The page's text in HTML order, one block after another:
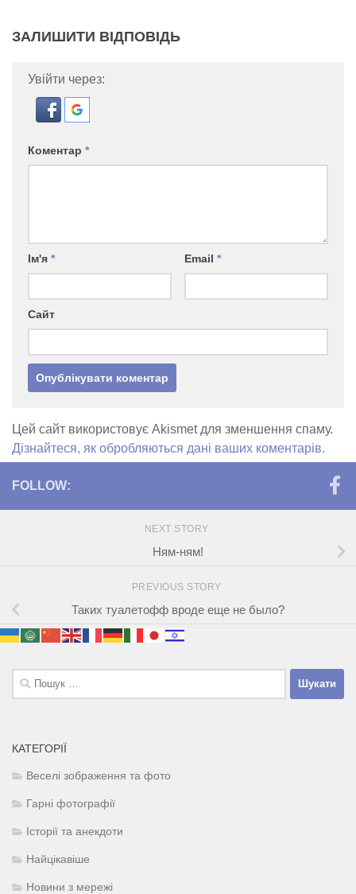
ЗАЛИШИТИ ВІДПОВІДЬ
Увійти через:
Коментар *
Ім'я * Email *
Сайт
Цей сайт використовує Akismet для зменшення спаму.
Дізнайтеся, як обробляються дані ваших коментарів.
FOLLOW:
NEXT STORY
Ням-ням!
PREVIOUS STORY
Таких туалетофф вроде еще не было?
Пошук:
КАТЕГОРІЇ
Веселі зображення та фото
Гарні фотографії
Історії та анекдоти
Найцікавіше
Новини з мережі